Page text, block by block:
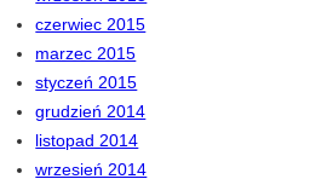
czerwiec 2015
marzec 2015
styczeń 2015
grudzień 2014
listopad 2014
wrzesień 2014